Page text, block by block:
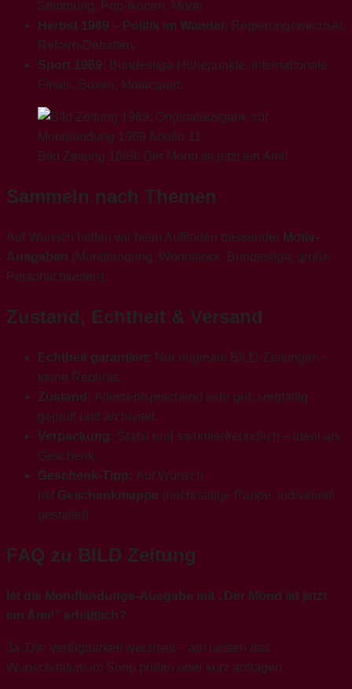
Stimmung, Pop-Ikonen, Mode.
Herbst 1969 – Politik im Wandel: Regierungswechsel,
Reform-Debatten.
Sport 1969: Bundesliga-Höhepunkte, internationale
Finals, Boxen, Motorsport.
Bild Zeitung 1969: Der Mond ist jetzt ein Ami!
Sammeln nach Themen
Auf Wunsch helfen wir beim Auffinden passender Motiv-
Ausgaben (Mondlandung, Woodstock, Bundesliga, große
Persönlichkeiten).
Zustand, Echtheit & Versand
Echtheit garantiert: Nur originale BILD-Zeitungen –
keine Reprints.
Zustand: Altersentsprechend sehr gut, sorgfältig
geprüft und archiviert.
Verpackung: Stabil und sammlerfreundlich – ideal als
Geschenk.
Geschenk-Tipp: Auf Wunsch
mit Geschenkmappe (nachhaltige Pappe, individuell
gestaltet).
FAQ zu BILD Zeitung
Ist die Mondlandungs-Ausgabe mit „Der Mond ist jetzt
ein Ami!“ erhältlich?
Ja. Die Verfügbarkeit wechselt – am besten das
Wunschdatum im Shop prüfen oder kurz anfragen.